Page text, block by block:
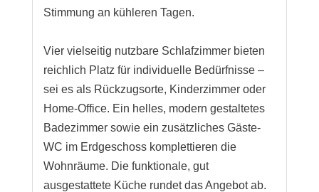
Stimmung an kühleren Tagen.
Vier vielseitig nutzbare Schlafzimmer bieten
reichlich Platz für individuelle Bedürfnisse –
sei es als Rückzugsorte, Kinderzimmer oder
Home-Office. Ein helles, modern gestaltetes
Badezimmer sowie ein zusätzliches Gäste-
WC im Erdgeschoss komplettieren die
Wohnräume. Die funktionale, gut
ausgestattete Küche rundet das Angebot ab.